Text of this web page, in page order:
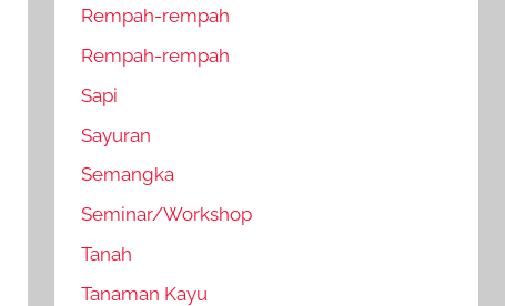
Rempah-rempah
Rempah-rempah
Sapi
Sayuran
Semangka
Seminar/Workshop
Tanah
Tanaman Kayu